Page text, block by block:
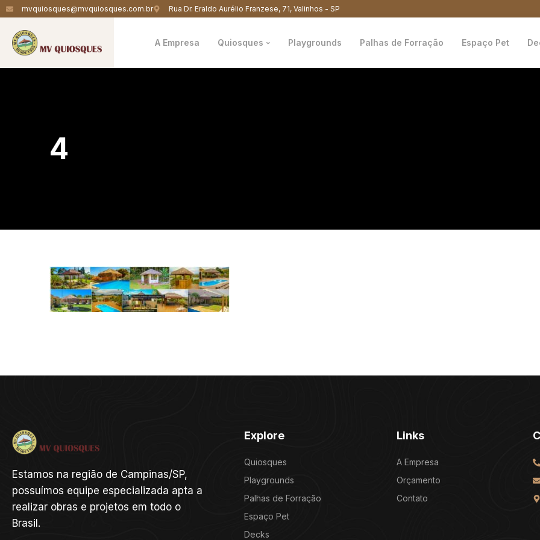
mvquiosques@mvquiosques.com.br Rua Dr. Eraldo Aurélio Franzese, 71, Valinhos - SP
A Empresa Quiosques Playgrounds Palhas de Forração Espaço Pet
4
Estamos na região de Campinas/SP,
possuímos equipe especializada apta a
realizar obras e projetos em todo o
Brasil.
Explore
Quiosques
Playgrounds
Palhas de Forração
Espaço Pet
Decks
Links
A Empresa
Orçamento
Contato